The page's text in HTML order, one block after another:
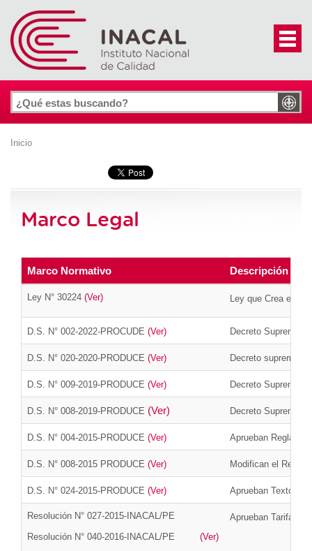
Inicio
Marco Legal
Marco Normativo Descripción
Ley N° 30224 (Ver) Ley que Crea el
D.S. N° 002-2022-PROCUDE (Ver) Decreto Supremo
D.S. N° 020-2020-PRODUCE (Ver) Decreto suprem
D.S. N° 009-2019-PRODUCE (Ver) Decreto Supremo
D.S. N° 008-2019-PRODUCE (Ver) Decreto Supremo
D.S. N° 004-2015-PRODUCE (Ver) Aprueban
D.S. N° 008-2015 PRODUCE (Ver) Modifican el
D.S. N° 024-2015-PRODUCE (Ver) Aprueban Texto
Resolución N° 027-2015-INACAL/PE
Resolución N° 040-2016-INACAL/PE (Ver)
Aprueban Tarifario